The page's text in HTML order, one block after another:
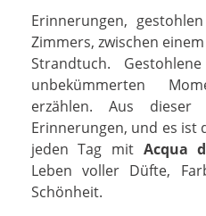
Erinnerungen,
Zimmers, zwischen
Strandtuch.
unbekümmerten
erzählen. Aus dieser
Erinnerungen, und es ist
jeden Tag mit Acqua
Leben voller Düfte,
Schönheit.